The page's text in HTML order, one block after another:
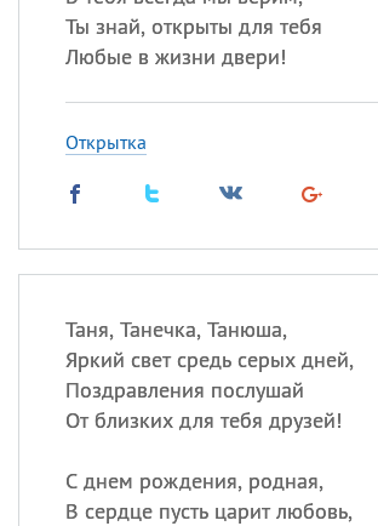
Ты знай, открыты для тебя
Любые в жизни двери!
Открытка
Таня, Танечка, Танюша,
Яркий свет средь серых дней,
Поздравления послушай
От близких для тебя друзей!
С днем рождения, родная,
В сердце пусть царит любовь,